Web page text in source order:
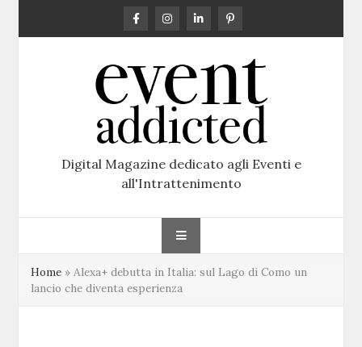
Digital Magazine dedicato agli Eventi e
all'Intrattenimento
Home »Alexa+ debutta in Italia: sul Lago di Como un
lancio che diventa esperienza